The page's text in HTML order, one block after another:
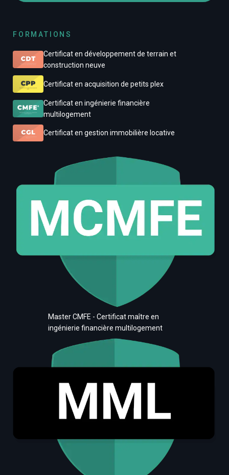
FORMATIONS
Certificat en développement de terrain et
construction neuve
Certificat en acquisition de petits plex
Certificat en ingénierie financière
multilogement
Certificat en gestion immobilière locative
Master CMFE - Certificat maître en
ingénierie financière multilogement